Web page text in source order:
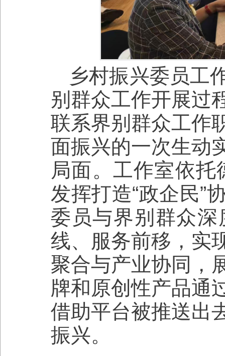
乡村振兴委员工
别群众工作开展过
联系界别群众工作
面振兴的一次生动
局面。工作室依
发挥打造“政企民”
委员与界别群众
线、服务前移，实
聚合与产业协同，
牌和原创性产品通
借助平台被推送出
振兴。